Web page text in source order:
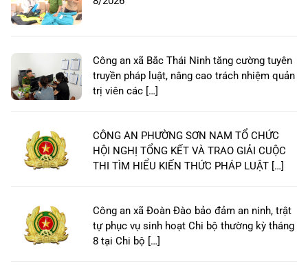
Công an xã Bắc Thái Ninh tăng cường tuyên
truyền pháp luật, nâng cao trách nhiệm quản
trị viên các […]
CÔNG AN PHƯỜNG SƠN NAM TỔ CHỨC
HỘI NGHỊ TỔNG KẾT VÀ TRAO GIẢI CUỘC
THI TÌM HIỂU KIẾN THỨC PHÁP LUẬT […]
Công an xã Đoàn Đào bảo đảm an ninh, trật
tự phục vụ sinh hoạt Chi bộ thường kỳ tháng
8 tại Chi bộ […]